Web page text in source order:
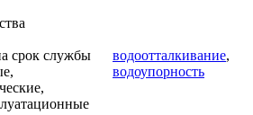
срок службы
водоотталкивание,
водоупорность